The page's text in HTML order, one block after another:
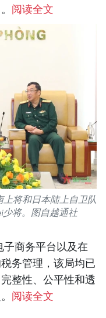
阅读全文
将和日本陆上自卫队
少将。图自越通社
子商务平台以及在
务管理，该局均已
整性、公平性和透
阅读全文